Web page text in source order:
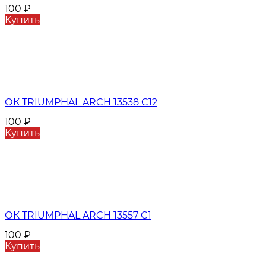
100 ₽
Купить
ОК TRIUMPHAL ARCH 13538 C12
100 ₽
Купить
ОК TRIUMPHAL ARCH 13557 C1
100 ₽
Купить